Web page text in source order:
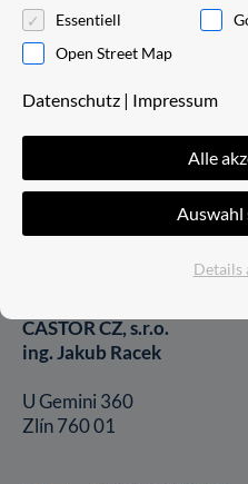
HA5 4HF London
Tel.: +44 203 633 4086
E-Mail:
CASTOR CZ, s.r.o.
ing. Jakub Racek
U Gemini 360
Zlín 760 01
Essentiell
Open Street Map
Datenschutz | Impressum
Alle
Auswahl
Details